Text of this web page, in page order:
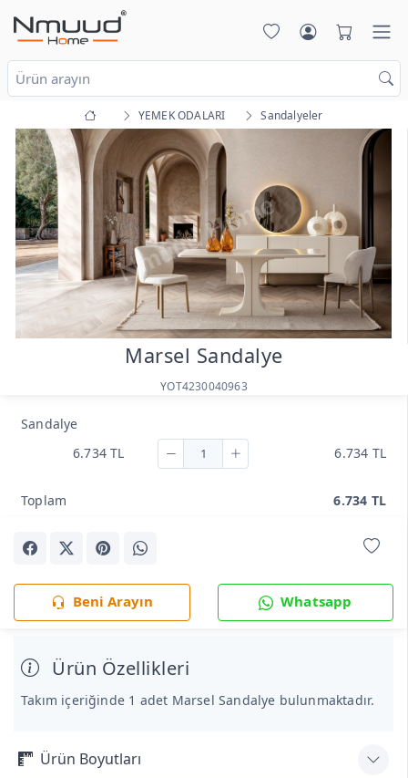
YEMEK ODALARI Sandalyeler
Marsel Sandalye
YOT4230040963
Sandalye
6.734 TL
6.734 TL
Toplam 6.734 TL
Beni Arayın Whatsapp
Ürün Özellikleri
Takım içeriğinde 1 adet Marsel Sandalye bulunmaktadır.
Ürün Boyutları